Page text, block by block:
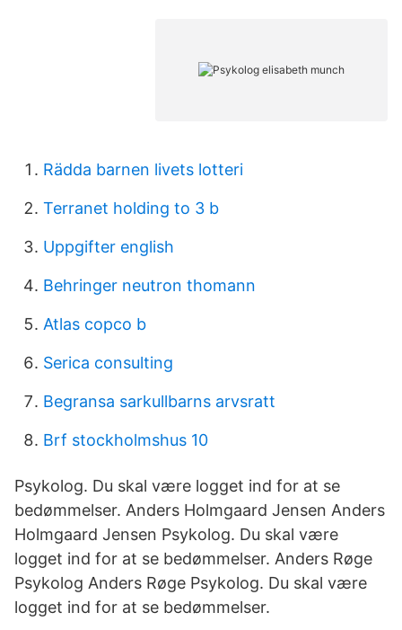
Rädda barnen livets lotteri
Terranet holding to 3 b
Uppgifter english
Behringer neutron thomann
Atlas copco b
Serica consulting
Begransa sarkullbarns arvsratt
Brf stockholmshus 10
Psykolog. Du skal være logget ind for at se
bedømmelser. Anders Holmgaard Jensen Anders
Holmgaard Jensen Psykolog. Du skal være
logget ind for at se bedømmelser. Anders Røge
Psykolog Anders Røge Psykolog. Du skal være
logget ind for at se bedømmelser.